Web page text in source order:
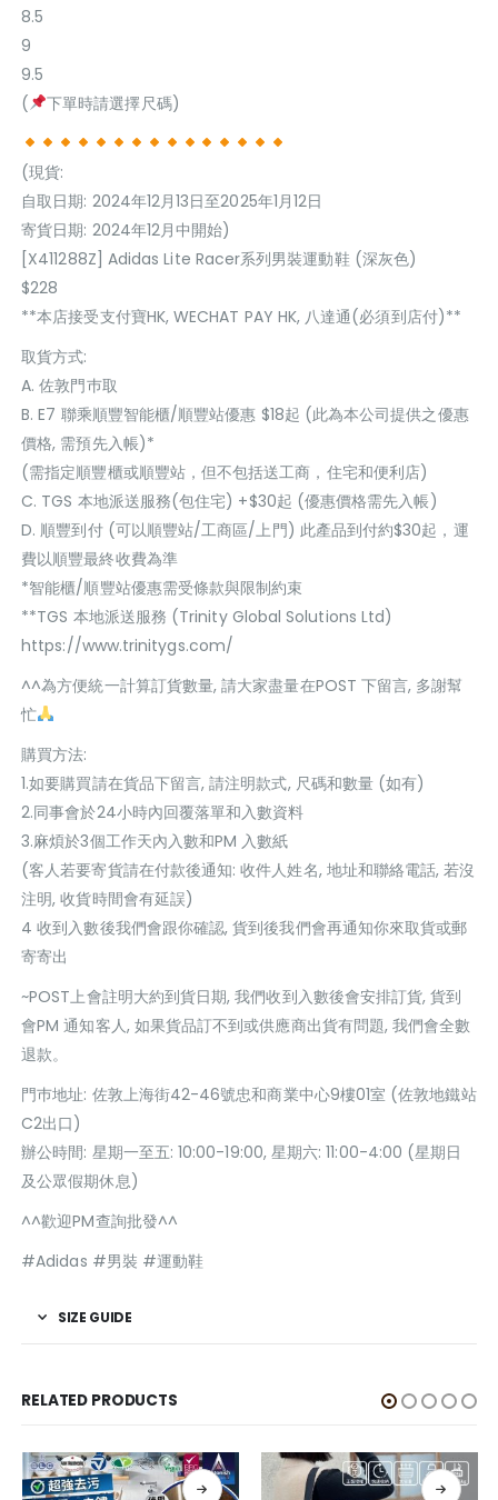
8.5
9
9.5
(
下單時請選擇尺碼)
(現貨:
自取日期: 2024年12月13日至2025年1月12日
寄貨日期: 2024年12月中開始)
[X411288Z] Adidas Lite Racer系列男裝運動鞋 (深灰色)
$228
**本店接受支付寶HK, WECHAT PAY HK, 八達通(必須到店付)**
取貨方式:
A. 佐敦門巿取
B. E7 聯乘順豐智能櫃/順豐站優惠 $18起 (此為本公司提供之優惠
價格, 需預先入帳)*
(需指定順豐櫃或順豐站，但不包括送工商，住宅和便利店)
C. TGS 本地派送服務(包住宅) +$30起 (優惠價格需先入帳)
D. 順豐到付 (可以順豐站/工商區/上門) 此產品到付約$30起，運
費以順豐最終收費為準
*智能櫃/順豐站優惠需受條款與限制約束
**TGS 本地派送服務 (Trinity Global Solutions Ltd)
https://www.trinitygs.com/
^^為方便統一計算訂貨數量, 請大家盡量在POST 下留言, 多謝幫
忙
購買方法:
1.如要購買請在貨品下留言, 請注明款式, 尺碼和數量 (如有)
2.同事會於24小時內回覆落單和入數資料
3.麻煩於3個工作天內入數和PM 入數紙
(客人若要寄貨請在付款後通知: 收件人姓名, 地址和聯絡電話, 若沒
注明, 收貨時間會有延誤)
4 收到入數後我們會跟你確認, 貨到後我們會再通知你來取貨或郵
寄寄出
~POST上會註明大約到貨日期, 我們收到入數後會安排訂貨, 貨到
會PM 通知客人, 如果貨品訂不到或供應商出貨有問題, 我們會全數
退款。
門巿地址: 佐敦上海街42-46號忠和商業中心9樓01室 (佐敦地鐵站
C2出口)
辦公時間: 星期一至五: 10:00-19:00, 星期六: 11:00-4:00 (星期日
及公眾假期休息)
^^歡迎PM查詢批發^^
#Adidas #男裝 #運動鞋
SIZE GUIDE
RELATED PRODUCTS